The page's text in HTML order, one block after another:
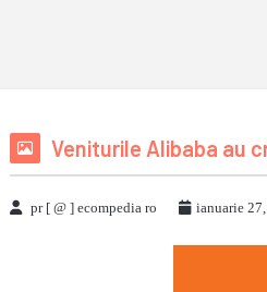
Veniturile Alibaba au
pr [ @ ] ecompedia ro ianuarie